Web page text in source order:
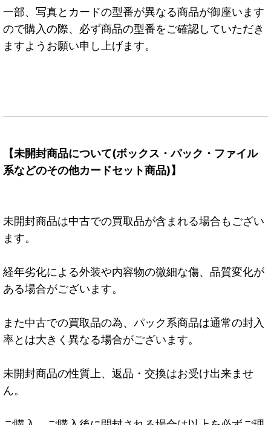
一部、写真とカードの型番が異なる商品が御座います
ので購入の際、必ず商品の型番をご確認していただき
ますようお願い申し上げます。
【未開封商品について(ボックス・パック・ファイル
系などのその他カードセット商品)】
未開封商品は中古での買取品が含まれる場合もござい
ます。
経年劣化による外装や内容物の微細な傷、品質変化が
ある場合がございます。
また中古での買取品の為、パック系商品は通常の封入
率とは大きく異なる場合がございます。
未開封商品の性質上、返品・交換はお受け出来ませ
ん。